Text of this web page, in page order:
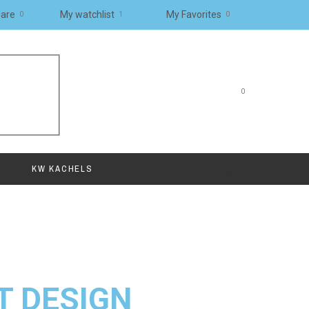
0 My watchlist 1 My Favorites 0
0
KW KACHELS
DESIGN